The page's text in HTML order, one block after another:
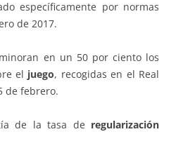
específicamente por normas
de 2017.
en un 50 por ciento los
el juego, recogidas en el Real
de febrero.
de la tasa de regularización